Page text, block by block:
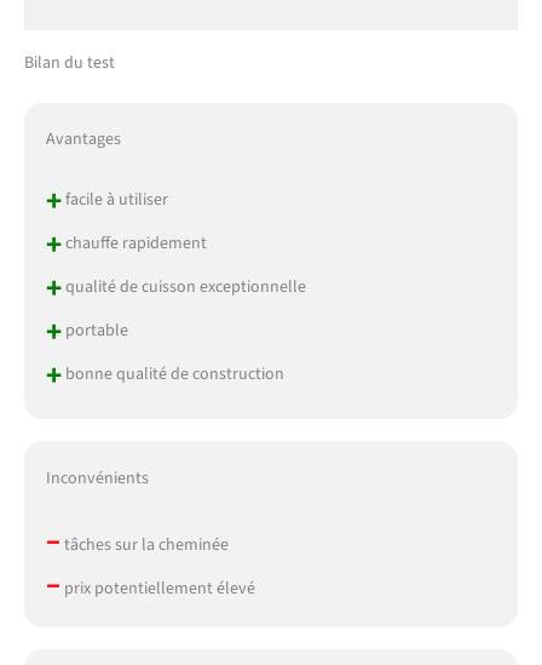
Bilan du test
Avantages
+facile à utiliser
+chauffe rapidement
+qualité de cuisson exceptionnelle
+portable
+bonne qualité de construction
Inconvénients
– tâches sur la cheminée
– prix potentiellement élevé